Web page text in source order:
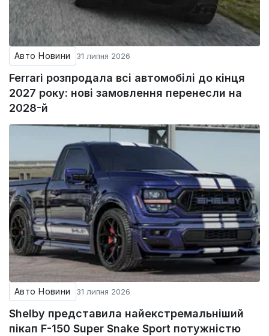
Авто Новини 31 липня 2026
Ferrari розпродала всі автомобілі до кінця
2027 року: нові замовлення перенесли на
2028-й
Авто Новини 31 липня 2026
Shelby представила найекстремальніший
пікап F-150 Super Snake Sport потужністю